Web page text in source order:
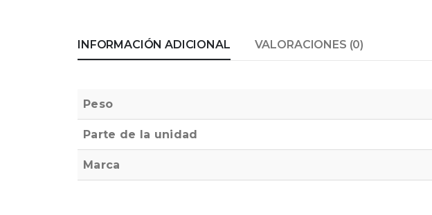
INFORMACIÓN ADICIONAL VALORACIONES (0)
Peso
Parte de la unidad
Marca